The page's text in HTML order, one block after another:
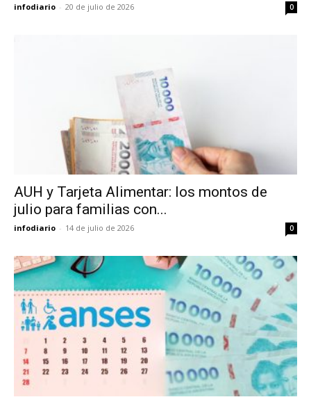
infodiario - 20 de julio de 2026 0
AUH y Tarjeta Alimentar: los montos de
julio para familias con...
infodiario - 14 de julio de 2026 0